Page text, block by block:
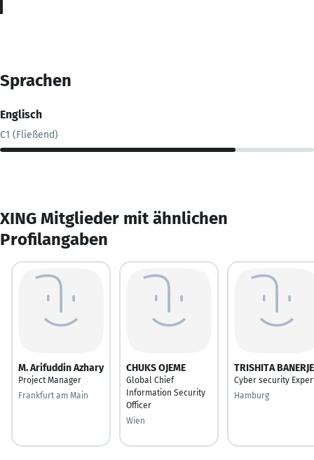
Sprachen
Englisch
C1 (Fließend)
XING Mitglieder mit ähnlichen
Profilangaben
M. Arifuddin Azhary
Project Manager
Frankfurt am Main
CHUKS OJEME
Global Chief
Information Security
Officer
Wien
TRISHITA
Cyber security
Hamburg